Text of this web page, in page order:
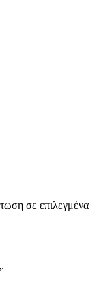
σε επιλεγμένα